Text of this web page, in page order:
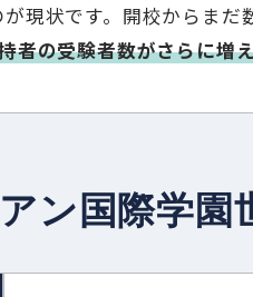
現状です。開校からま
者の受験者数がさらに増
ン国際学園